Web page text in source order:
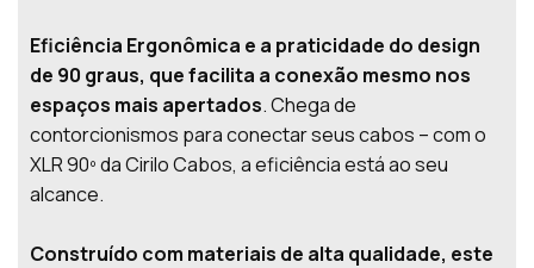
Eficiência Ergonômica e a praticidade do design
de 90 graus, que facilita a conexão mesmo nos
espaços mais apertados. Chega de
contorcionismos para conectar seus cabos – com o
XLR 90º da Cirilo Cabos, a eficiência está ao seu
alcance.
Construído com materiais de alta qualidade, este